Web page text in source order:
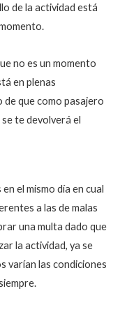
de la actividad está
no es un momento
en plenas
de que como pasajero
te devolverá el
el mismo día en cual
a las de malas
una multa dado que
la actividad, ya se
varían las condiciones